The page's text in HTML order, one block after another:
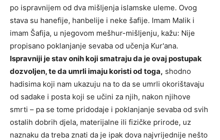
po ispravnijem od dva mišljenja islamske uleme. Ovog
stava su hanefije, hanbelije i neke šafije. Imam Malik i
imam Šafija, u njegovom mešhur-mišljenju, kažu: Nije
propisano poklanjanje sevaba od učenja Kur'ana.
Ispravniji je stav onih koji smatraju da je ovaj postupak
dozvoljen, te da umrli imaju koristi od toga, shodno
hadisima koji nam ukazuju na to da se umrli okorištavaju
od sadake i posta koji se učini za njih, nakon njihove
smrti – pa se tome pridodaje i poklanjanje sevaba od svih
ostalih dobrih djela, materijalne ili fizičke prirode, uz
naznaku da treba znati da je ipak dova najvrijednije nešto